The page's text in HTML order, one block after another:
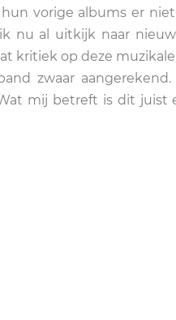
vorige albums er
nu al uitkijk naar
kritiek op deze
zwaar
mij betreft is dit juist